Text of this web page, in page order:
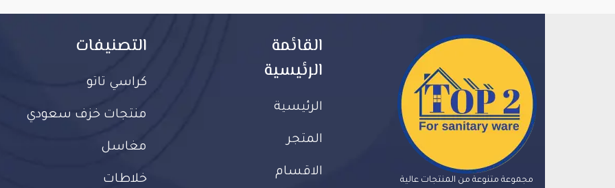
مجموعة متنوعة من المنتجات عالية
القائمة
الرئيسية
الرئيسية
المتجر
الاقسام
التصنيفات
كراسي تاتو
منتجات خزف سعودي
مغاسل
خلاطات